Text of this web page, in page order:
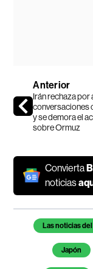
Anterior
Irán rechaza por
conversaciones
y se demora el
sobre Ormuz
Convierta
noticias
Temas de este
Las noticias
Japón